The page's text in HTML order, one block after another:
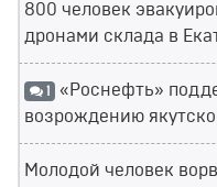
800 человек
дронами склада в
1 «Роснефть»
возрождению
Молодой человек